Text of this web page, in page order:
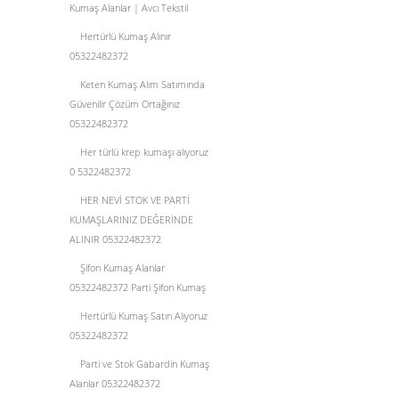
Kumaş Alanlar | Avcı Tekstil
Hertürlü Kumaş Alınır
05322482372
Keten Kumaş Alım Satımında
Güvenilir Çözüm Ortağınız
05322482372
Her türlü krep kumaşı alıyoruz
0 5322482372
HER NEVİ STOK VE PARTİ
KUMAŞLARINIZ DEĞERİNDE
ALINIR 05322482372
Şifon Kumaş Alanlar
05322482372 Parti Şifon Kumaş
Hertürlü Kumaş Satın Alıyoruz
05322482372
Parti ve Stok Gabardin Kumaş
Alanlar 05322482372